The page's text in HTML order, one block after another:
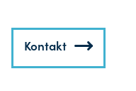
Kontakt